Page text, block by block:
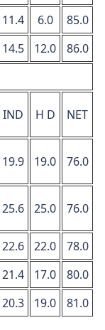
11.4 6.0
85.0
14.5 12.0
86.0
IND H D NET
19.9 19.0 76.0
25.6 25.0 76.0
22.6 22.0
78.0
21.4 17.0
80.0
20.3 19.0 81.0